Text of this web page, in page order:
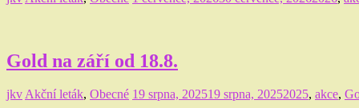
Gold na září od 18.8.
jkvAkční leták, Obecné 19 srpna, 202519 srpna, 20252025, akce,